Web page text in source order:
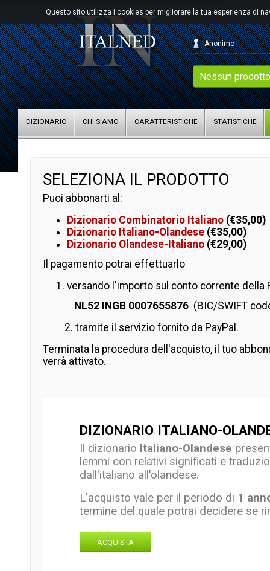
Questo sito utilizza i cookies per migliorare la tua esperienza di
Nessun
Anonimo
DIZIONARIO CHI SIAMO CARATTERISTICHE STATISTICHE
SELEZIONA IL PRODOTTO
Puoi abbonarti al:
Dizionario Combinatorio Italiano (€35,00)
Dizionario Italiano-Olandese (€35,00)
Dizionario Olandese-Italiano (€29,00)
Il pagamento potrai effettuarlo
versando l'importo sul conto corrente della
NL52 INGB 0007655876 (BIC/SWIFT
2. tramite il servizio fornito da PayPal.
Terminata la procedura dell'acquisto, il tuo
verrà attivato.
DIZIONARIO ITALIANO-
Il dizionario Italiano-Olandese
lemmi con relativi significati e
dall'italiano all'olandese.
L'acquisto vale per il periodo di 1
termine del quale potrai decidere se
ACQUISTA